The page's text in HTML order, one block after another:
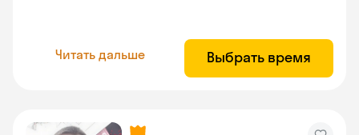
Читать дальше Выбрать время